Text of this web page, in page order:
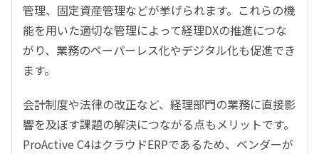
管理、固定資産管理などが挙げられます。これらの機
能を用いた適切な管理によって経理DXの推進につな
がり、業務のペーパーレス化やデジタル化も促進でき
ます。
会計制度や法律の改正など、経理部門の業務に直接影
響を及ぼす課題の解決につながる点もメリットです。
ProActive C4はクラウドERPであるため、ベンダーが